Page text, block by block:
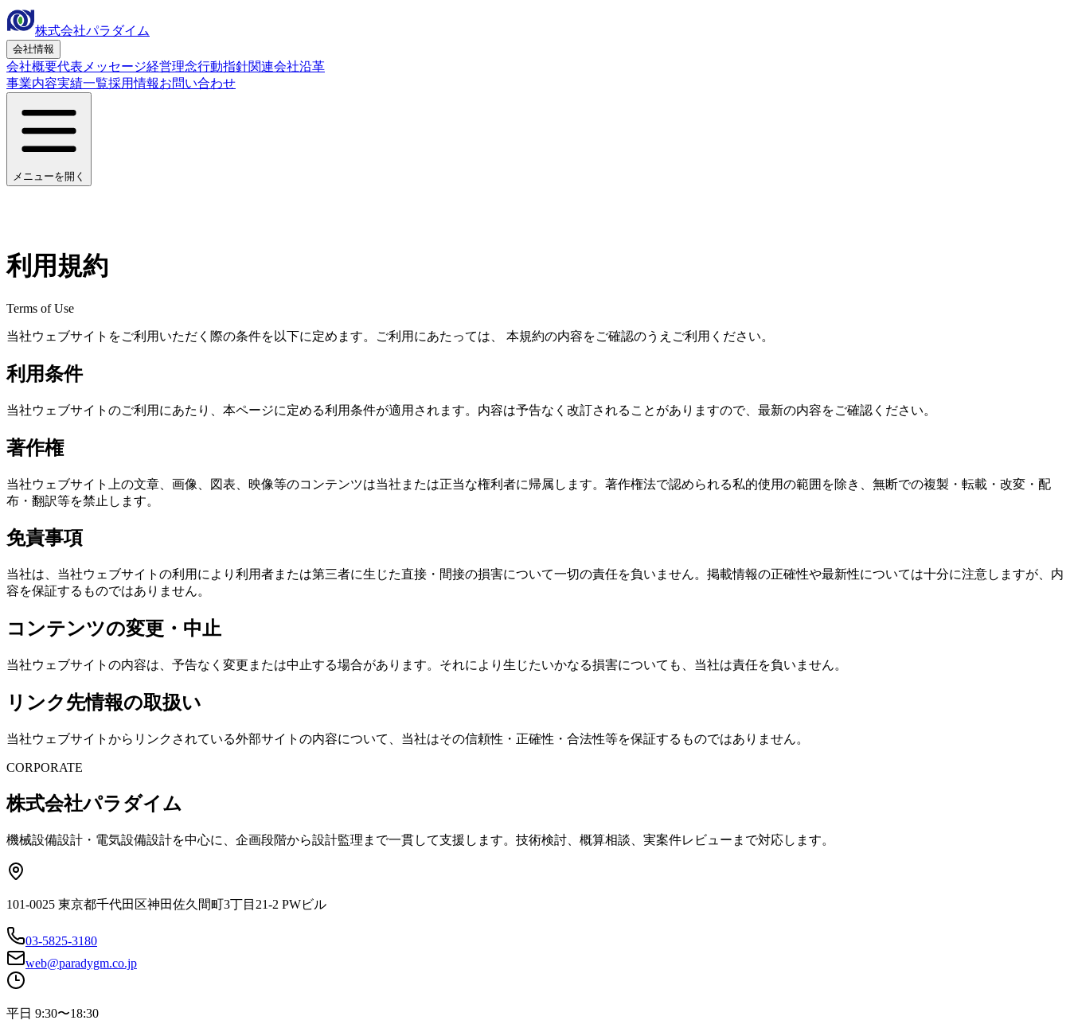
株式会社パラダイム
会社情報
会社概要代表メッセージ経営理念行動指針関連会社沿革
事業内容実績一覧採用情報お問い合わせ
メニューを開く
利用規約
Terms of Use
当社ウェブサイトをご利用いただく際の条件を以下に定めます。ご利用にあたっては、 本規約の内容をご確認のうえご利用ください。
利用条件
当社ウェブサイトのご利用にあたり、本ページに定める利用条件が適用されます。内容は予告なく改訂されることがありますので、最新の内容をご確認ください。
著作権
当社ウェブサイト上の文章、画像、図表、映像等のコンテンツは当社または正当な権利者に帰属します。著作権法で認められる私的使用の範囲を除き、無断での複製・転載・改変・配
布・翻訳等を禁止します。
免責事項
当社は、当社ウェブサイトの利用により利用者または第三者に生じた直接・間接の損害について一切の責任を負いません。掲載情報の正確性や最新性については十分に注意しますが、内
容を保証するものではありません。
コンテンツの変更・中止
当社ウェブサイトの内容は、予告なく変更または中止する場合があります。それにより生じたいかなる損害についても、当社は責任を負いません。
リンク先情報の取扱い
当社ウェブサイトからリンクされている外部サイトの内容について、当社はその信頼性・正確性・合法性等を保証するものではありません。
CORPORATE
株式会社パラダイム
機械設備設計・電気設備設計を中心に、企画段階から設計監理まで一貫して支援します。技術検討、概算相談、実案件レビューまで対応します。
101-0025 東京都千代田区神田佐久間町3丁目21-2 PWビル
03-5825-3180
web@paradygm.co.jp
平日 9:30〜18:30